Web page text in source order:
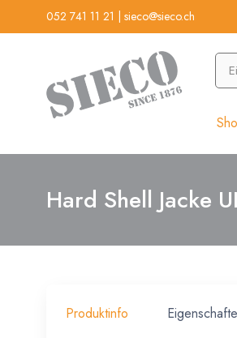
052 741 11 21 sieco@sieco.ch
Hard Shell Jacke
Produktinfo